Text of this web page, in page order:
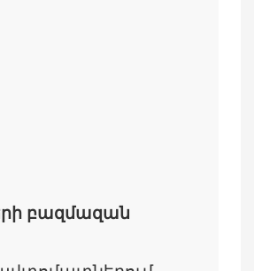
բազմազան